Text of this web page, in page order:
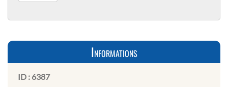
Informations
ID : 6387